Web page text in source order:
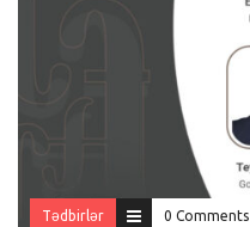
Tədbirlər 0 Comments